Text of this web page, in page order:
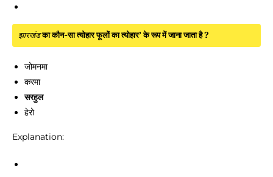
झारखंडका कौन-सा त्योहार फूलों का त्योहार’ के रूप में जाना जाता है ?
जोमनमा
करमा
सरहुल
हेरो
Explanation: